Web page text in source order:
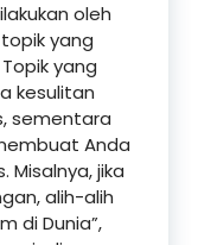
oleh
yang
yang
kesulitan
sementara
Anda
Misalnya, jika
alih-alih
di Dunia”,